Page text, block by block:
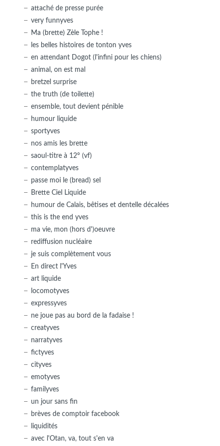
attaché de presse purée
very funnyves
Ma (brette) Zèle Tophe !
les belles histoires de tonton yves
en attendant Dogot (l'infini pour les chiens)
animal, on est mal
bretzel surprise
the truth (de toilette)
ensemble, tout devient pénible
humour liquide
sportyves
nos amis les brette
saoul-titre à 12° (vf)
contemplatyves
passe moi le (bread) sel
Brette Ciel Liquide
humour de Calais, bêtises et dentelle décalées
this is the end yves
ma vie, mon (hors d')oeuvre
rediffusion nucléaire
je suis complètement vous
En direct l'Yves
art liquide
locomotyves
expressyves
ne joue pas au bord de la fadaise !
creatyves
narratyves
fictyves
cityves
emotyves
familyves
un jour sans fin
brèves de comptoir facebook
liquidités
avec l'Otan, va, tout s'en va